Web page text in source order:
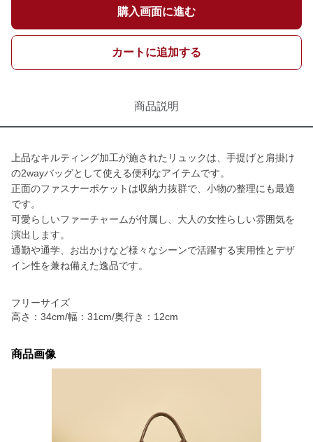
購入画面に進む
カートに追加する
商品説明
上品なキルティング加工が施されたリュックは、手提げと肩掛け
の2wayバッグとして使える便利なアイテムです。
正面のファスナーポケットは収納力抜群で、小物の整理にも最適
です。
可愛らしいファーチャームが付属し、大人の女性らしい雰囲気を
演出します。
通勤や通学、お出かけなど様々なシーンで活躍する実用性とデザ
イン性を兼ね備えた逸品です。
フリーサイズ
高さ：34cm/幅：31cm/奥行き：12cm
商品画像